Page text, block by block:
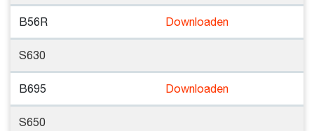
B56R Downloaden
S630
B695 Downloaden
S650